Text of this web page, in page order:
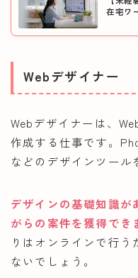
在宅ワ
Webデザイナー
Webデザイナーは、
作成する仕事です。
などのデザインツール
デザインの基礎知識が
がらの案件を獲得でき
りはオンラインで行
ないでしょう。